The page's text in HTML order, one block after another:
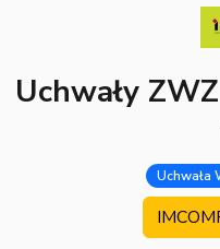
Uchwały
Uchwała